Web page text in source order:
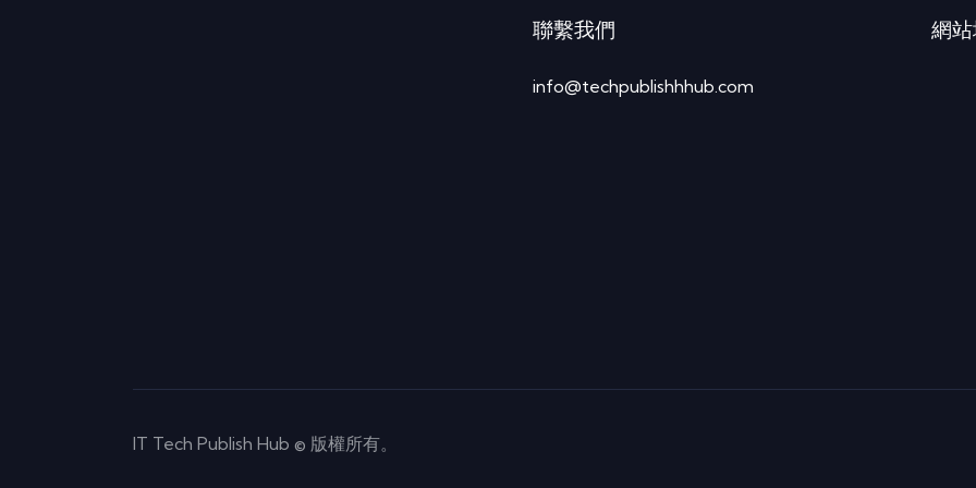
聯繫我們
info@techpublishhhub.com
網
IT Tech Publish Hub © 版權所有。